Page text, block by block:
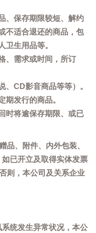
、保存期限较短、解约
不适合退还的商品，包
卫生用品等。
、需求或时间，所订
、CD影音商品等等）。
期发行的商品。
时将逾保存期限、或已
品、附件、内外包装、
已开立及取得实体发票
则，本公司及关系企业
统发生异常状况，本公